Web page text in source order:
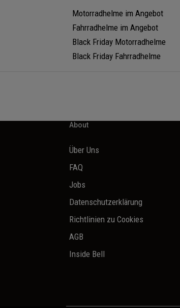
Motorradhelme im Angebot
Fahrradhelme im Angebot
Black Friday Motorradhelme
Black Friday Fahrradhelme
About
Über Uns
FAQ
Jobs
Datenschutzerklärung
Richtlinien zu Cookies
AGB
Inside Bell